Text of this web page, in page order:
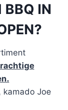
BBQ IN
kamado Joe